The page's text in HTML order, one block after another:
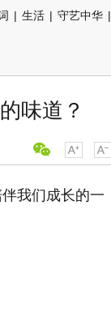
| 生活 | 守艺中华 |
味道？
我们成长的一